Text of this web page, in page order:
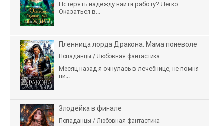
Потерять надежду найти работу? Легко.
Оказаться в...
Пленница лорда Дракона. Мама поневоле
Попаданцы / Любовная фантастика
Месяц назад я очнулась в лечебнице, не помня
ни...
Злодейка в финале
Попаданцы / Любовная фантастика